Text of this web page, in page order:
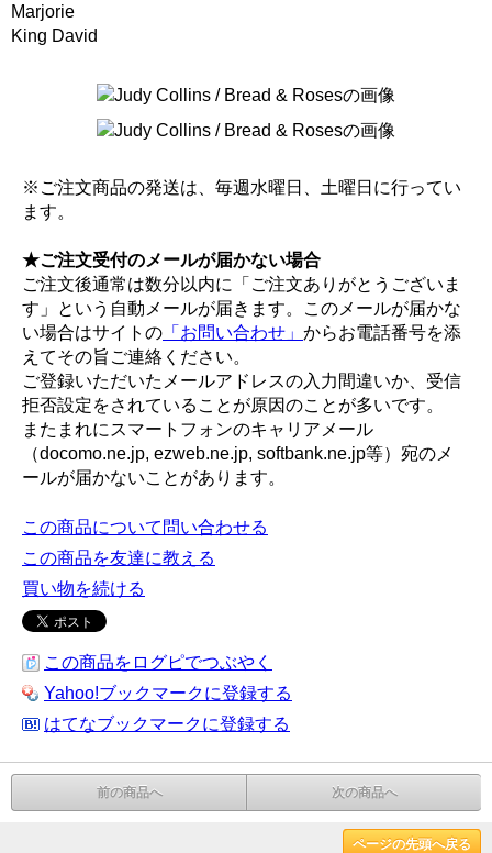
Marjorie
King David
※ご注文商品の発送は、毎週水曜日、土曜日に行ってい
ます。
★ご注文受付のメールが届かない場合
ご注文後通常は数分以内に「ご注文ありがとうございま
す」という自動メールが届きます。このメールが届かな
い場合はサイトの 「お問い合わせ」 からお電話番号を添
えてその旨ご連絡ください。
ご登録いただいたメールアドレスの入力間違いか、受信
拒否設定をされていることが原因のことが多いです。
またまれにスマートフォンのキャリアメール
（docomo.ne.jp, ezweb.ne.jp, softbank.ne.jp等）宛のメ
ールが届かないことがあります。
この商品について問い合わせる
この商品を友達に教える
買い物を続ける
この商品をログピでつぶやく
Yahoo!ブックマークに登録する
はてなブックマークに登録する
前の商品へ 次の商品へ
ページの先頭へ戻る